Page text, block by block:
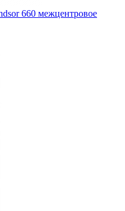
660 межцентровое